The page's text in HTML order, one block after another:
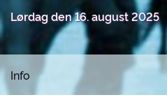
Lørdag den 16. august 2025
Info